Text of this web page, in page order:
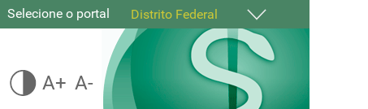
Selecione o portal Distrito Federal
A+ A-